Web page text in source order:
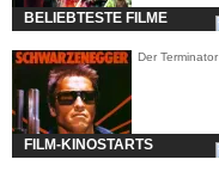
BELIEBTESTE FILME
Der Terminator
FILM-KINOSTARTS